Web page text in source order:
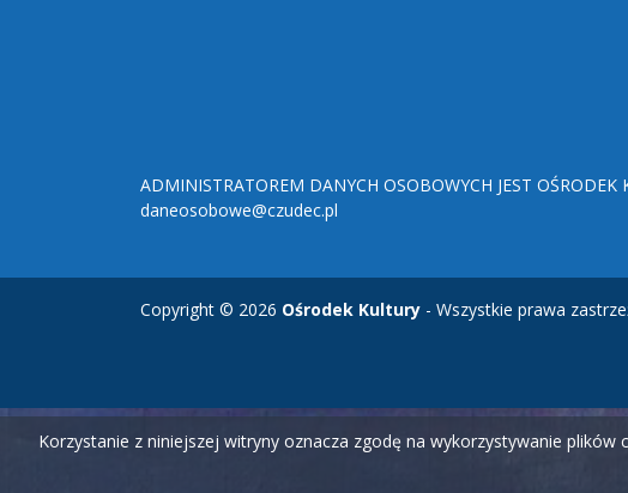
ADMINISTRATOREM DANYCH OSOBOWYCH JEST
daneosobowe@czudec.pl
Copyright © 2026 Ośrodek Kultury - Wszystkie prawa
Korzystanie z niniejszej witryny oznacza zgodę na wykorzystywanie